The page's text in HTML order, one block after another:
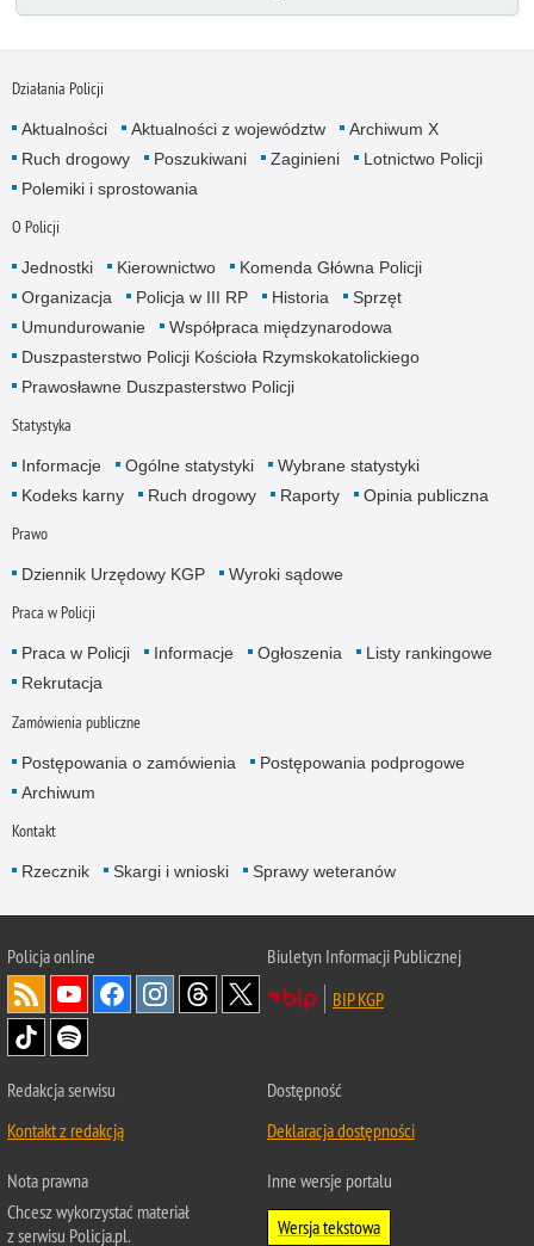
Działania Policji
Aktualności Aktualności z województw
Archiwum X
Ruch drogowy
Poszukiwani Zaginieni
Lotnictwo Policji
Polemiki i sprostowania
O Policji
Jednostki Kierownictwo
Komenda Główna Policji
Organizacja
Policja w III RP Historia
Sprzęt
Umundurowanie
Współpraca międzynarodowa
Duszpasterstwo Policji Kościoła Rzymskokatolickiego
Prawosławne Duszpasterstwo Policji
Statystyka
Informacje Ogólne statystyki
Wybrane statystyki
Kodeks karny
Ruch drogowy Raporty Opinia publiczna
Prawo
Dziennik Urzędowy KGP Wyroki sądowe
Praca w Policji
Praca w Policji Informacje Ogłoszenia
Listy rankingowe
Rekrutacja
Zamówienia publiczne
Postępowania o zamówienia
Postępowania podprogowe
Archiwum
Kontakt
Rzecznik Skargi i wnioski Sprawy weteranów
Policjaonline
Biuletyn Informacji Publicznej
BIP KGP
Redakcja serwisu
Kontakt z redakcją
Dostępność
Deklaracja dostępności
Nota prawna
Chcesz wykorzystać materiał
z serwisu Policja.pl.
Inne wersje portalu
Wersja tekstowa